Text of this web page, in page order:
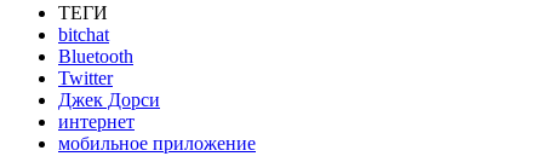
ТЕГИ
bitchat
Bluetooth
Twitter
Джек Дорси
интернет
мобильное приложение